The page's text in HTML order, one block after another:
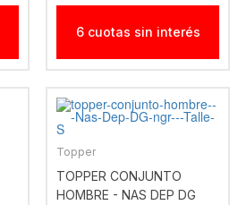
6 cuotas sin interés
Topper
TOPPER CONJUNTO
HOMBRE - NAS DEP DG